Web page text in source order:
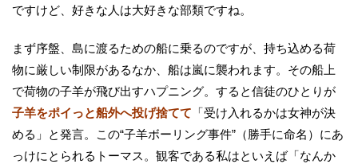
ですけど、好きな人は大好きな部類ですね。
まず序盤、島に渡るための船に乗るのですが、持ち込める荷
物に厳しい制限があるなか、船は嵐に襲われます。その船上
で荷物の子羊が飛び出すハプニング。すると信徒のひとりが
子羊をポイっと船外へ投げ捨てて 「受け入れるかは女神が決
める」と発言。この“子羊ボーリング事件”（勝手に命名）にあ
っけにとられるトーマス。観客である私はといえば「なんか